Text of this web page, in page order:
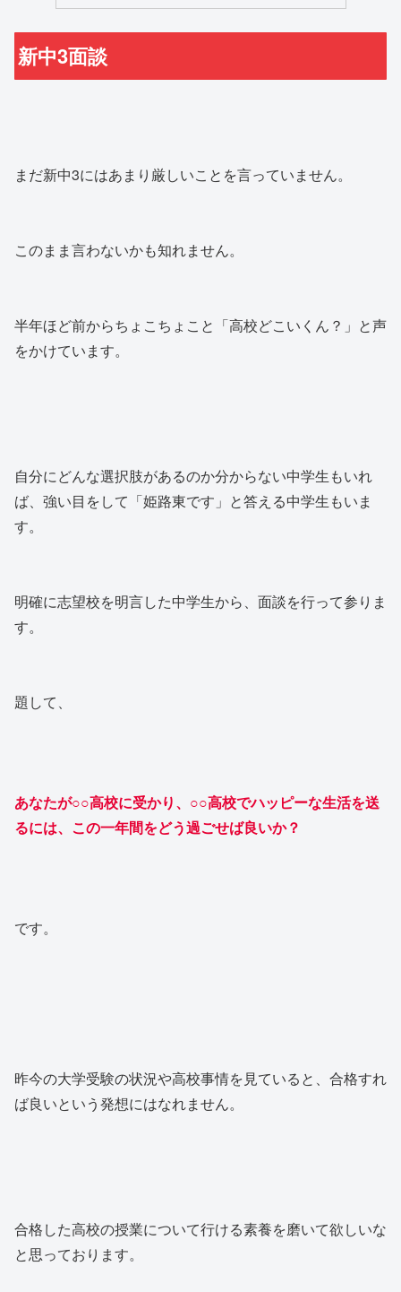
新中3面談
まだ新中3にはあまり厳しいことを言っていません。
このまま言わないかも知れません。
半年ほど前からちょこちょこと「高校どこいくん？」と声
をかけています。
自分にどんな選択肢があるのか分からない中学生もいれ
ば、強い目をして「姫路東です」と答える中学生もいま
す。
明確に志望校を明言した中学生から、面談を行って参りま
す。
題して、
あなたが○○高校に受かり、○○高校でハッピーな生活を送
るには、この一年間をどう過ごせば良いか？
です。
昨今の大学受験の状況や高校事情を見ていると、合格すれ
ば良いという発想にはなれません。
合格した高校の授業について行ける素養を磨いて欲しいな
と思っております。